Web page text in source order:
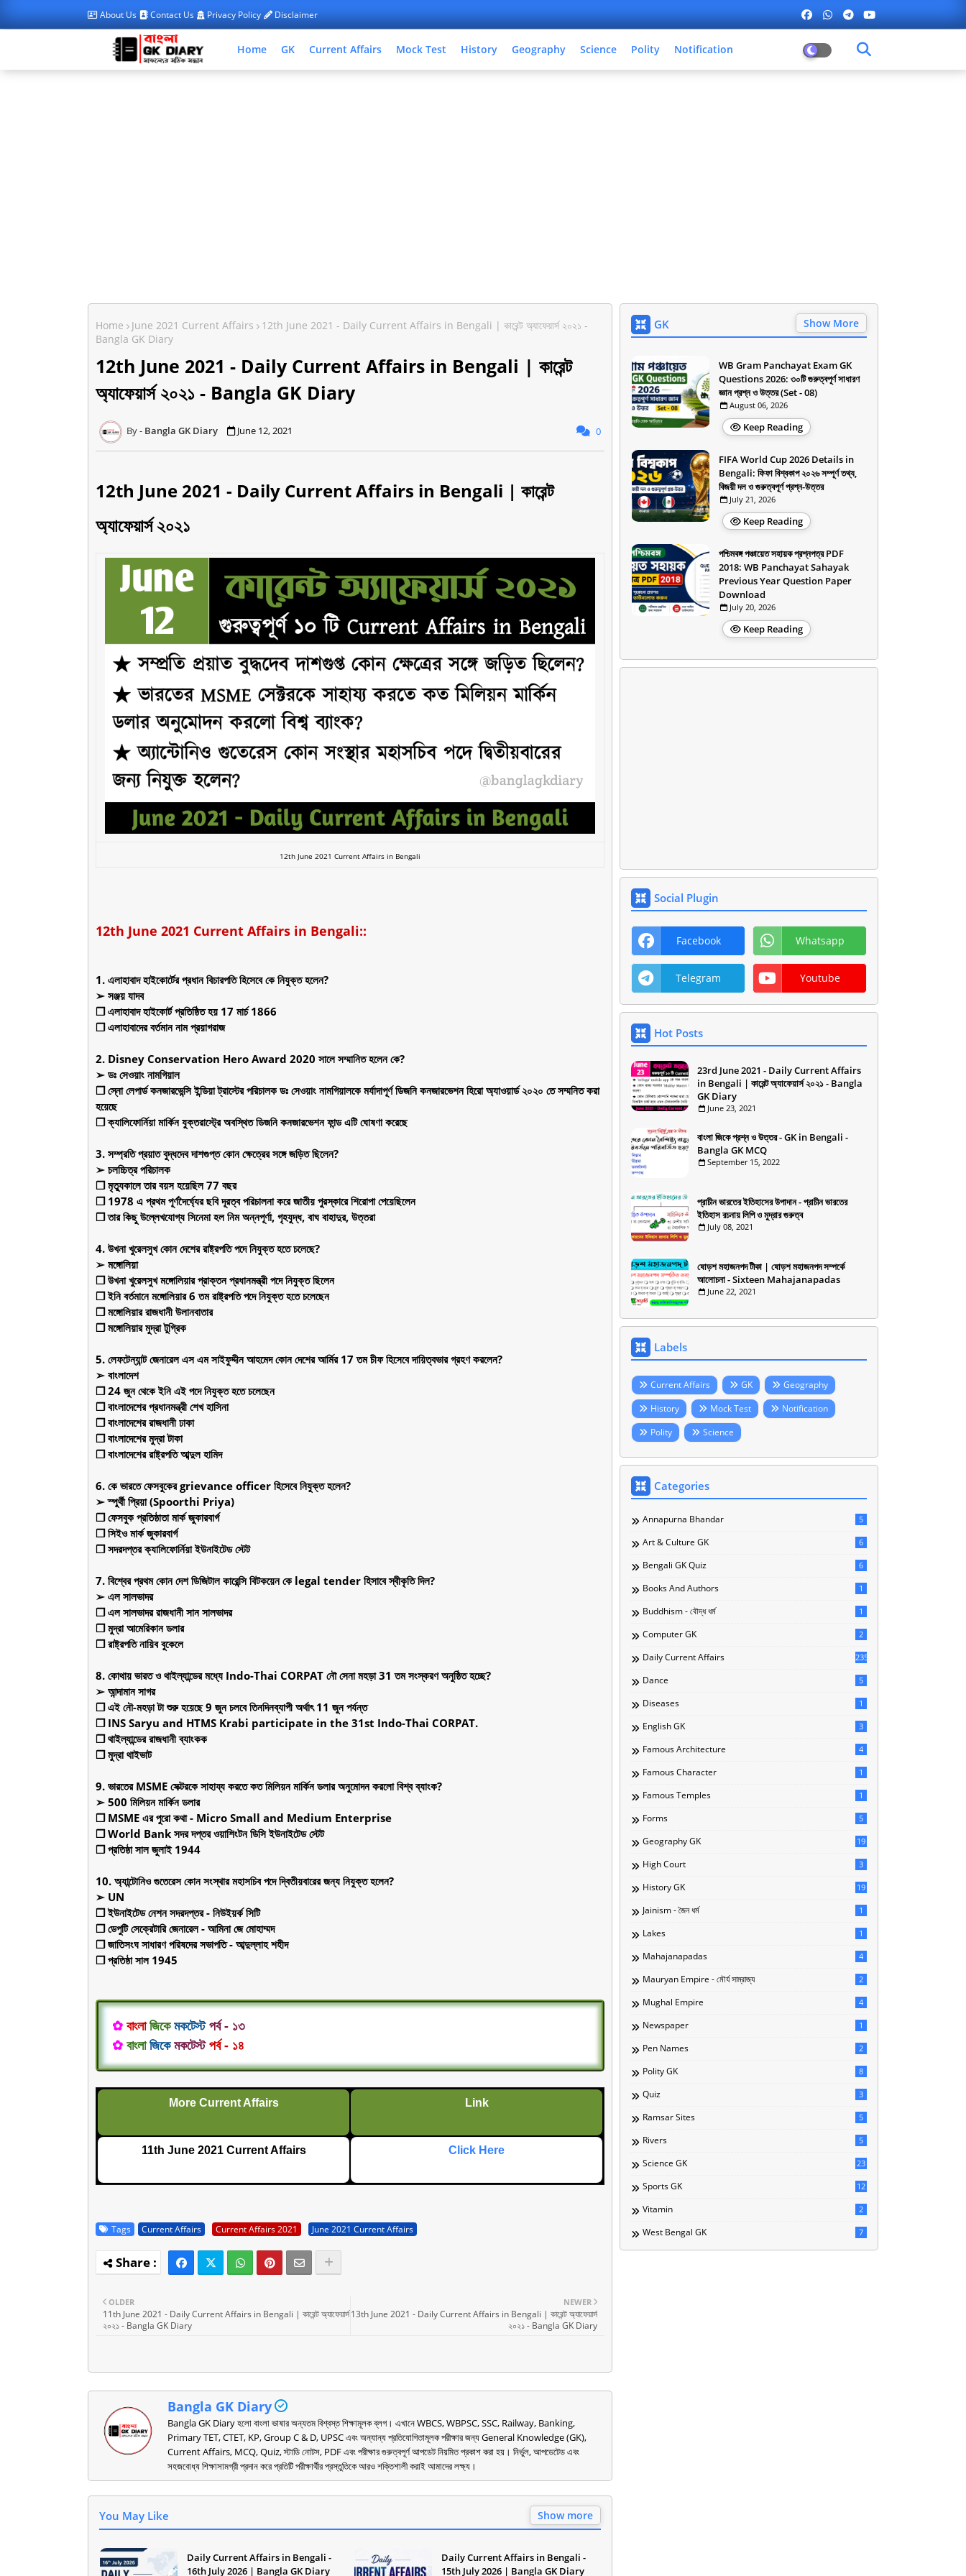
About Us Contact Us Privacy Policy Disclaimer
Home GK Current Affairs Mock Test History Geography Science Polity Notification
Home June 2021 Current Affairs
12th June 2021 - Daily Current Affairs in Bengali | কারেন্ট অ্যাফেয়ার্স ২০২১ -
Bangla GK Diary
12th June 2021 - Daily Current Affairs in Bengali | কারেন্ট
অ্যাফেয়ার্স ২০২১ - Bangla GK Diary
Bangla GK Diary June 12, 2021 0
12th June 2021 - Daily Current Affairs in Bengali | কারেন্ট
অ্যাফেয়ার্স ২০২১
12th June 2021 Current Affairs in Bengali
12th June 2021 Current Affairs in Bengali::
1. এলাহাবাদ হাইকোর্টের প্রধান বিচারপতি হিসেবে কে নিযুক্ত হলেন?
➢ সঞ্জয় যাদব
❒ এলাহাবাদ হাইকোর্ট প্রতিষ্ঠিত হয় 17 মার্চ 1866
❒ এলাহাবাদের বর্তমান নাম প্রয়াগরাজ
2. Disney Conservation Hero Award 2020 সালে সম্মানিত হলেন কে?
➢ ডঃ সেওয়াং নামগিয়াল
❒ স্নো লেপার্ড কনজারভেন্সি ইন্ডিয়া ট্রাস্টের পরিচালক ডঃ সেওয়াং নামগিয়ালকে মর্যাদাপূর্ণ ডিজনি কনজারভেশন হিরো অ্যাওয়ার্ড ২০২০ তে সম্মনিত করা
হয়েছে
❒ ক্যালিফোর্নিয়া মার্কিন যুক্তরাস্ট্রে অবস্থিত ডিজনি কনজারভেশন ফান্ড এটি ঘোষণা করেছে
3. সম্প্রতি প্রয়াত বুদ্ধদেব দাশগুপ্ত কোন ক্ষেত্রের সঙ্গে জড়িত ছিলেন?
➢ চলচ্চিত্র পরিচালক
❒ মৃত্যুকালে তার বয়স হয়েছিল 77 বছর
❒ 1978 এ প্রথম পূর্ণদৈর্ঘ্যের ছবি দূরত্ব পরিচালনা করে জাতীয় পুরস্কারে শিরোপা পেয়েছিলেন
❒ তার কিছু উল্লেখযোগ্য সিনেমা হল নিম অন্নপূর্ণা, গৃহযুদ্ধ, বাঘ বাহাদুর, উত্তরা
4. উখনা খুরেলসুখ কোন দেশের রাষ্ট্রপতি পদে নিযুক্ত হতে চলেছে?
➢ মঙ্গোলিয়া
❒ উখনা খুরেলসুখ মঙ্গোলিয়ার প্রাক্তন প্রধানমন্ত্রী পদে নিযুক্ত ছিলেন
❒ ইনি বর্তমানে মঙ্গোলিয়ার 6 তম রাষ্ট্রপতি পদে নিযুক্ত হতে চলেছেন
❒ মঙ্গোলিয়ার রাজধানী উলানবাতার
❒ মঙ্গোলিয়ার মুদ্রা টুগ্রিক
5. লেফটেন্যান্ট জেনারেল এস এম সাইফুদ্দীন আহমেদ কোন দেশের আর্মির 17 তম চীফ হিসেবে দায়িত্বভার গ্রহণ করলেন?
➢ বাংলাদেশ
❒ 24 জুন থেকে ইনি এই পদে নিযুক্ত হতে চলেছেন
❒ বাংলাদেশের প্রধানমন্ত্রী শেখ হাসিনা
❒ বাংলাদেশের রাজধানী ঢাকা
❒ বাংলাদেশের মুদ্রা টাকা
❒ বাংলাদেশের রাষ্ট্রপতি আব্দুল হামিদ
6. কে ভারতে ফেসবুকের grievance officer হিসেবে নিযুক্ত হলেন?
➢ স্পুর্থী প্রিয়া (Spoorthi Priya)
❒ ফেসবুক প্রতিষ্ঠাতা মার্ক জুকারবার্গ
❒ সিইও মার্ক জুকারবার্গ
❒ সদরদপ্তর ক্যালিফোর্নিয়া ইউনাইটেড স্টেট
7. বিশ্বের প্রথম কোন দেশ ডিজিটাল কারেন্সি বিটকয়েন কে legal tender হিসাবে স্বীকৃতি দিল?
➢ এল সালভাদর
❒ এল সালভাদর রাজধানী সান সালভাদর
❒ মুদ্রা আমেরিকান ডলার
❒ রাষ্ট্রপতি নায়িব বুকেলে
8. কোথায় ভারত ও থাইল্যান্ডের মধ্যে Indo-Thai CORPAT নৌ সেনা মহড়া 31 তম সংস্করণ অনুষ্ঠিত হচ্ছে?
➢ আন্দামান সাগর
❒ এই নৌ-মহড়া টা শুরু হয়েছে 9 জুন চলবে তিনদিনব্যাপী অর্থাৎ 11 জুন পর্যন্ত
❒ INS Saryu and HTMS Krabi participate in the 31st Indo-Thai CORPAT.
❒ থাইল্যান্ডের রাজধানী ব্যাংকক
❒ মুদ্রা থাইভাট
9. ভারতের MSME সেক্টরকে সাহায্য করতে কত মিলিয়ন মার্কিন ডলার অনুমোদন করলো বিশ্ব ব্যাংক?
➢ 500 মিলিয়ন মার্কিন ডলার
❒ MSME এর পুরো কথা - Micro Small and Medium Enterprise
❒ World Bank সদর দপ্তর ওয়াশিংটন ডিসি ইউনাইটেড স্টেট
❒ প্রতিষ্ঠা সাল জুলাই 1944
10. অ্যান্টোনিও গুতেরেস কোন সংস্থার মহাসচিব পদে দ্বিতীয়বারের জন্য নিযুক্ত হলেন?
➢ UN
❒ ইউনাইটেড নেশন সদরদপ্তর - নিউইয়র্ক সিটি
❒ ডেপুটি সেক্রেটারি জেনারেল - আমিনা জে মোহাম্মদ
❒ জাতিসংঘ সাধারণ পরিষদের সভাপতি - আব্দুল্লাহ শহীদ
❒ প্রতিষ্ঠা সাল 1945
✿ বাংলা জিকে মকটেস্ট পর্ব - ১৩
✿ বাংলা জিকে মকটেস্ট পর্ব - ১৪
More Current Affairs Link
11th June 2021 Current Affairs Click Here
Tags Current Affairs Current Affairs 2021 June 2021 Current Affairs
NEWER
13th June 2021 - Daily Current Affairs in Bengali | কারেন্ট অ্যাফেয়ার্স
২০২১ - Bangla GK Diary
OLDER
11th June 2021 - Daily Current Affairs in Bengali | কারেন্ট অ্যাফেয়ার্স
২০২১ - Bangla GK Diary
Bangla GK Diary
Bangla GK Diary হলো বাংলা ভাষার অন্যতম বিশ্বস্ত শিক্ষামূলক ব্লগ। এখানে WBCS, WBPSC, SSC, Railway, Banking,
Primary TET, CTET, KP, Group C & D, UPSC এবং অন্যান্য প্রতিযোগিতামূলক পরীক্ষার জন্য General Knowledge (GK),
Current Affairs, MCQ, Quiz, স্টাডি নোটস, PDF এবং পরীক্ষার গুরুত্বপূর্ণ আপডেট নিয়মিত প্রকাশ করা হয়। নির্ভুল, আপডেটেড এবং
সহজবোধ্য শিক্ষাসামগ্রী প্রদান করে প্রতিটি পরীক্ষার্থীর প্রস্তুতিকে আরও শক্তিশালী করাই আমাদের লক্ষ্য।
You May Like Show more
Daily Current Affairs in Bengali -
16th July 2026 | Bangla GK Diary
Daily Current Affairs in Bengali -
15th July 2026 | Bangla GK Diary
GK Show More
WB Gram Panchayat Exam GK
Questions 2026: ৩০টি গুরুত্বপূর্ণ সাধারণ
জ্ঞান প্রশ্ন ও উত্তর (Set - 08)
August 06, 2026
Keep Reading
FIFA World Cup 2026 Details in
Bengali: ফিফা বিশ্বকাপ ২০২৬ সম্পূর্ণ তথ্য,
বিজয়ী দল ও গুরুত্বপূর্ণ প্রশ্ন-উত্তর
July 21, 2026
Keep Reading
পশ্চিমবঙ্গ পঞ্চায়েত সহায়ক প্রশ্নপত্র PDF
2018: WB Panchayat Sahayak
Previous Year Question Paper
Download
July 20, 2026
Keep Reading
Social Plugin
Facebook Whatsapp
Telegram Youtube
Hot Posts
23rd June 2021 - Daily Current Affairs
in Bengali | কারেন্ট অ্যাফেয়ার্স ২০২১ - Bangla
GK Diary
June 23, 2021
বাংলা জিকে প্রশ্ন ও উত্তর - GK in Bengali -
Bangla GK MCQ
September 15, 2022
প্রাচীন ভারতের ইতিহাসের উপাদান - প্রাচীন ভারতের
ইতিহাস রচনায় লিপি ও মুদ্রার গুরুত্ব
July 08, 2021
ষোড়শ মহাজনপদ টীকা | ষোড়শ মহাজনপদ সম্পর্কে
আলোচনা - Sixteen Mahajanapadas
June 22, 2021
Labels
Current Affairs GK
Geography
History
Mock Test
Notification
Polity
Science
Categories
Annapurna Bhandar 5
Art & Culture GK 6
Bengali GK Quiz 6
Books And Authors 1
Buddhism - বৌদ্ধ ধর্ম 1
Computer GK 2
Daily Current Affairs 235
Dance 5
Diseases 1
English GK 3
Famous Architecture 4
Famous Character 1
Famous Temples 1
Forms 5
Geography GK 19
High Court 3
History GK 19
Jainism - জৈন ধর্ম 1
Lakes 1
Mahajanapadas 4
Mauryan Empire - মৌর্য সাম্রাজ্য 2
Mughal Empire 4
Newspaper 1
Pen Names 2
Polity GK 8
Quiz 3
Ramsar Sites 5
Rivers 5
Science GK 23
Sports GK 12
Vitamin 2
West Bengal GK 7